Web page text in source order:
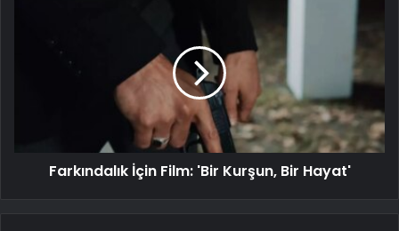
Farkındalık İçin Film: 'Bir Kurşun, Bir Hayat'